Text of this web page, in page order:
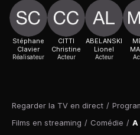
Regarder la TV en direct /
Films en streaming / Comédie / A
Stéphane
Clavier
Réalisateur
CITTI
Christine
Acteur
ABELANSKI
Lionel
Acteur